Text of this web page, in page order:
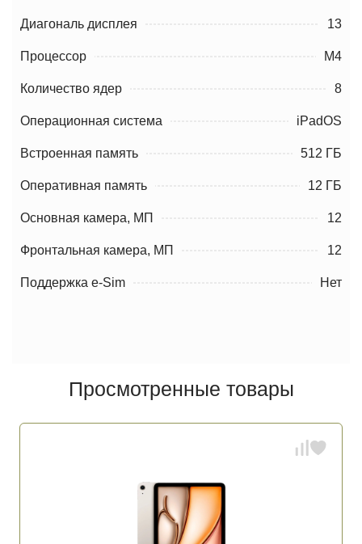
Диагональ дисплея 13
Процессор M4
Количество ядер 8
Операционная система iPadOS
Встроенная память 512 ГБ
Оперативная память 12 ГБ
Основная камера, МП 12
Фронтальная камера, МП 12
Поддержка e-Sim Нет
Просмотренные товары